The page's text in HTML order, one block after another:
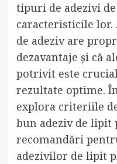
tipuri de adezivi
caracteristicile lor.
de adeziv are
dezavantaje și că
potrivit este
rezultate optime.
explora criteriile
bun adeziv de lipit
recomandări
adezivilor de lipit